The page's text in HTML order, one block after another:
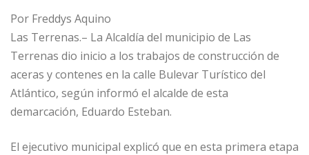
at
s
A
p
p
e
g
ra
m
c
e
b
o
o
k
ai
l
m
p
ar
ti
Por Freddys Aquino
Las Terrenas.– La Alcaldía del municipio de Las
Terrenas dio inicio a los trabajos de construcción de
aceras y contenes en la calle Bulevar Turístico del
Atlántico, según informó el alcalde de esta
demarcación, Eduardo Esteban.
El ejecutivo municipal explicó que en esta primera etapa